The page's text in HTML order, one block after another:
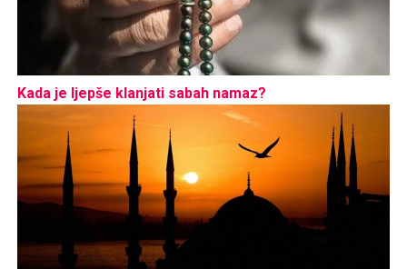
Kada je ljepše klanjati sabah namaz?